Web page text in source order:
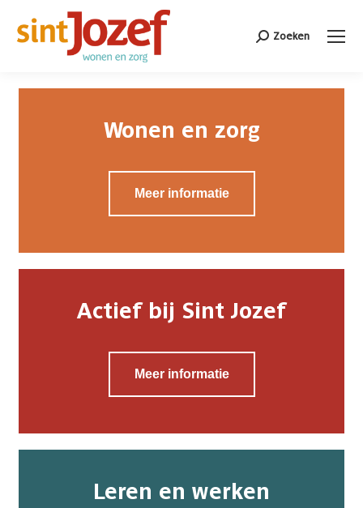
Search:
Zoeken
Wonen en zorg
Meer informatie
Actief bij Sint Jozef
Meer informatie
Leren en werken